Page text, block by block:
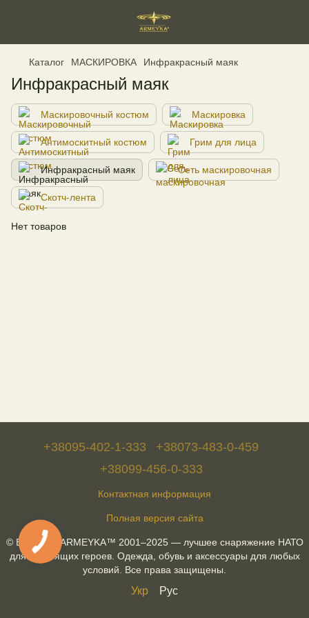
Каталог МАСКИРОВКА Инфракрасный маяк
Инфракрасный маяк
Маскировочный костюм Маскировка
Антимоскитный костюм Грим для лица
Инфракрасный маяк Сеть маскировочная
Скотч-лента
Нет товаров
+38095-402-1-333
+38073-483-0-459
+38099-456-0-333
Контактная информация
Полная версия сайта
© Военторг ARMEYKA™ 2001–2025 — лучшее снаряжение НАТО
для настоящих героев. Одежда, обувь и аксессуары для любых
условий. Все права защищены.
Укр Рус